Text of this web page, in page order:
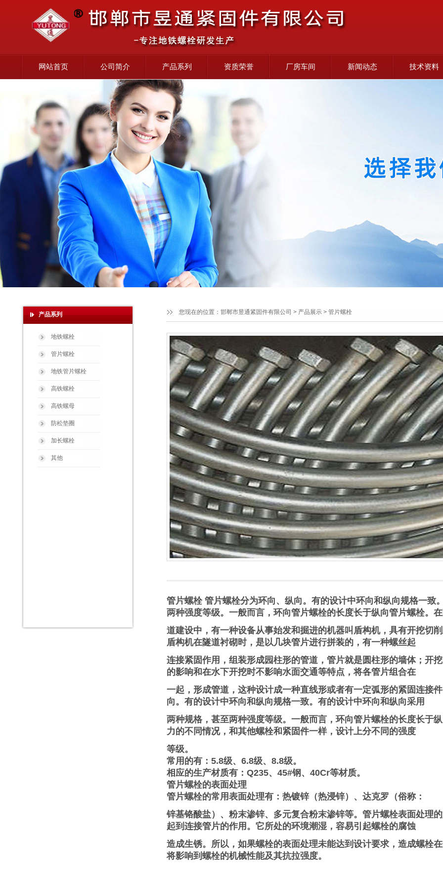
网站首页 公司简介 产品系列 资质荣誉 厂房车间 新闻动态 技术资料
产品系列
地铁螺栓
管片螺栓
地铁管片螺栓
高铁螺栓
高铁螺母
防松垫圈
加长螺栓
其他
您现在的位置： 邯郸市昱通紧固件有限公司 > 产品展示 > 管片螺栓
管片螺栓 管片螺栓分为环向、纵向。有的设计中环向和纵向规格一致
两种强度等级。一般而言，环向管片螺栓的长度长于纵向管片螺栓。
道建设中，有一种设备从事始发和掘进的机器叫盾构机，具有开挖切
盾构机在隧道衬砌时，是以几块管片进行拼装的，有一种螺丝起
连接紧固作用，组装形成园柱形的管道，管片就是圆柱形的墙体；开
的影响和在水下开挖时不影响水面交通等特点，将各管片组合在
一起，形成管道，这种设计成一种直线形或者有一定弧形的紧固连接
向。有的设计中环向和纵向规格一致。有的设计中环向和纵向采用
两种规格，甚至两种强度等级。一般而言，环向管片螺栓的长度长于
力的不同情况，和其他螺栓和紧固件一样，设计上分不同的强度
等级。
常用的有：5.8级、6.8级、8.8级。
相应的生产材质有：Q235、45#钢、40Cr等材质。
管片螺栓的表面处理
管片螺栓的常用表面处理有：热镀锌（热浸锌）、达克罗（俗称：
锌基铬酸盐）、粉末渗锌、多元复合粉末渗锌等。管片螺栓表面处理
起到连接管片的作用。它所处的环境潮湿，容易引起螺栓的腐蚀
造成生锈。所以，如果螺栓的表面处理未能达到设计要求，造成螺栓
将影响到螺栓的机械性能及其抗拉强度。